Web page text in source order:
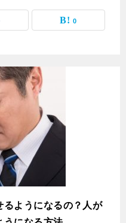
0
るようになるの？人が